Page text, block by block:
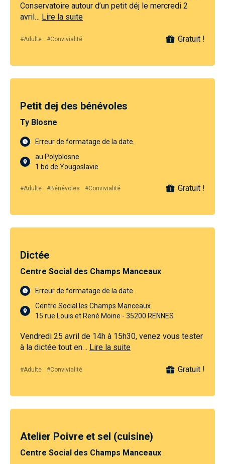
Conservatoire autour d’un petit déj le mercredi 2
avril… Lire la suite
#Adulte #Convivialité Gratuit !
Petit dej des bénévoles
Ty Blosne
Erreur de formatage de la date.
au Polyblosne
1 bd de Yougoslavie
#Adulte #Bénévoles #Convivialité Gratuit !
Dictée
Centre Social des Champs Manceaux
Erreur de formatage de la date.
Centre Social les Champs Manceaux
15 rue Louis et René Moine - 35200 RENNES
Vendredi 25 avril de 14h à 15h30, venez vous tester
à la dictée tout en… Lire la suite
#Adulte #Convivialité Gratuit !
Atelier Poivre et sel (cuisine)
Centre Social des Champs Manceaux